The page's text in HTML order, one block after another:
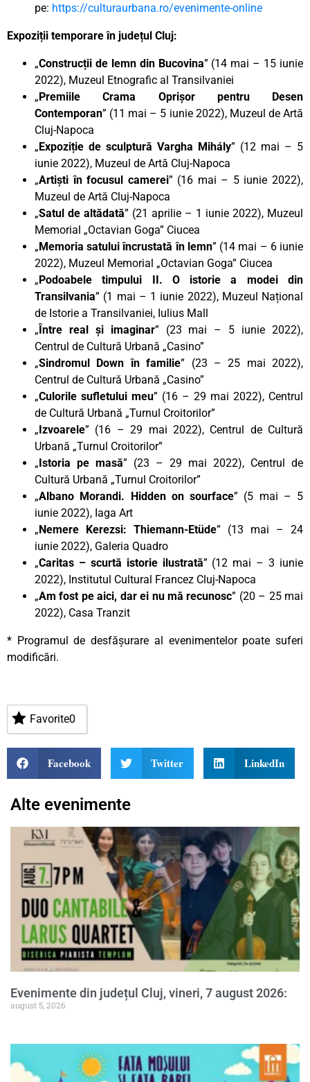
pe: https://culturaurbana.ro/evenimente-online
Expoziții temporare în județul Cluj:
„Construcții de lemn din Bucovina” (14 mai – 15 iunie
2022), Muzeul Etnografic al Transilvaniei
„Premiile Crama Oprișor pentru Desen
Contemporan” (11 mai – 5 iunie 2022), Muzeul de Artă
Cluj-Napoca
„Expoziție de sculptură Vargha Mihály” (12 mai – 5
iunie 2022), Muzeul de Artă Cluj-Napoca
„Artiști în focusul camerei” (16 mai – 5 iunie 2022),
Muzeul de Artă Cluj-Napoca
„Satul de altădată” (21 aprilie – 1 iunie 2022), Muzeul
Memorial „Octavian Goga” Ciucea
„Memoria satului încrustată în lemn” (14 mai – 6 iunie
2022), Muzeul Memorial „Octavian Goga” Ciucea
„Podoabele timpului II. O istorie a modei din
Transilvania” (1 mai – 1 iunie 2022), Muzeul Național
de Istorie a Transilvaniei, Iulius Mall
„Între real și imaginar” (23 mai – 5 iunie 2022),
Centrul de Cultură Urbană „Casino”
„Sindromul Down în familie” (23 – 25 mai 2022),
Centrul de Cultură Urbană „Casino”
„Culorile sufletului meu” (16 – 29 mai 2022), Centrul
de Cultură Urbană „Turnul Croitorilor”
„Izvoarele” (16 – 29 mai 2022), Centrul de Cultură
Urbană „Turnul Croitorilor”
„Istoria pe masă” (23 – 29 mai 2022), Centrul de
Cultură Urbană „Turnul Croitorilor”
„Albano Morandi. Hidden on sourface” (5 mai – 5
iunie 2022), Iaga Art
„Nemere Kerezsi: Thiemann-Etüde” (13 mai – 24
iunie 2022), Galeria Quadro
„Caritas – scurtă istorie ilustrată” (12 mai – 3 iunie
2022), Institutul Cultural Francez Cluj-Napoca
„Am fost pe aici, dar ei nu mă recunosc” (20 – 25 mai
2022), Casa Tranzit
* Programul de desfășurare al evenimentelor poate suferi
modificări.
Favorite0
Facebook Twitter LinkedIn
Alte evenimente
Evenimente din județul Cluj, vineri, 7 august 2026:
august 5, 2026